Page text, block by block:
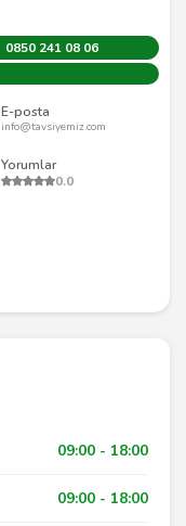
0850 241 08 06
E-posta
info@tavsiyemiz.com
Yorumlar
0.0
09:00 - 18:00
09:00 - 18:00